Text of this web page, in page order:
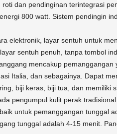
roti dan pendinginan terintegrasi
800 watt. Sistem pendingin
elektronik, layar sentuh untuk
sentuh penuh, tanpa tombol
mencakup
Italia, dan sebagainya. Dapat
biji keras, biji tua, dan memiliki
pengumpul kulit perak tradisional.
untuk pemanggangan tunggal
tunggal adalah 4-15 menit.